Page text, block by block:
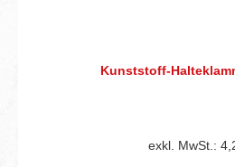
Kunststoff-
exkl. MwSt.: